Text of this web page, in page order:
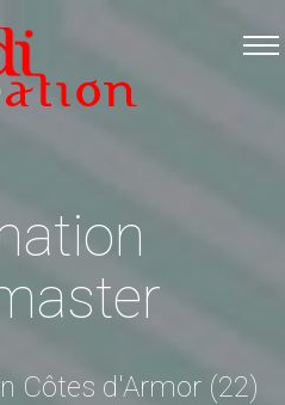
Accueil
Les formations
Infos pratiques
Contact
Côtes d'Armor (22)